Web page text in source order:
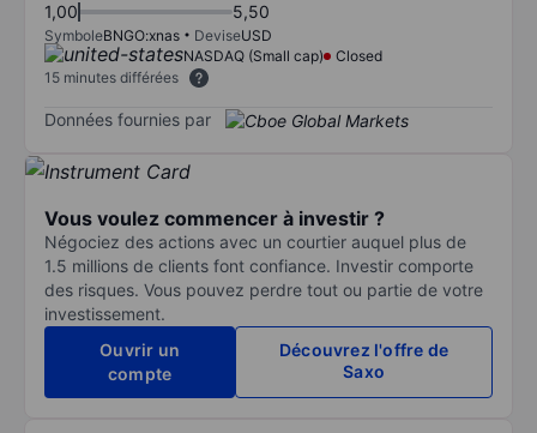
1,00 5,50
SymboleBNGO:xnas DeviseUSD
NASDAQ (Small cap)
Closed
15 minutes différées
Données fournies par
Vous voulez commencer à investir ?
Négociez des actions avec un courtier auquel plus de
1.5 millions de clients font confiance. Investir comporte
des risques. Vous pouvez perdre tout ou partie de votre
investissement.
Ouvrir un
compte
Découvrez l'offre de
Saxo